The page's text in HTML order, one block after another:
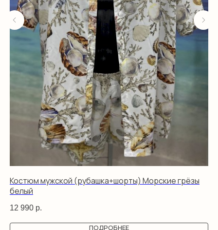
Костюм мужской (рубашка+шорты) Морские грёзы
белый
12 990 р.
ПОДРОБНЕЕ